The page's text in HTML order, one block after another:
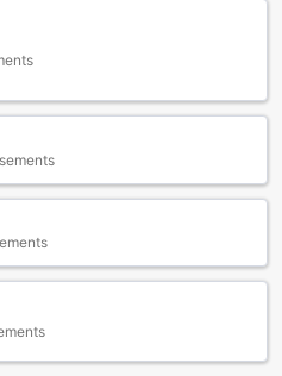
furniture and amazing full